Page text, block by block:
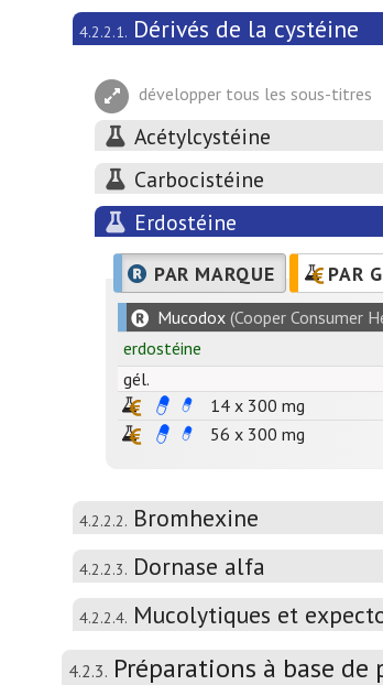
4.2.2.1. Dérivés de la cystéine
développer tous les sous-titres
Acétylcystéine
Carbocistéine
Erdostéine
PAR MARQUE PAR
Mucodox (Cooper Consumer
erdostéine
gél.
14 x 300 mg
56 x 300 mg
4.2.2.2. Bromhexine
4.2.2.3. Dornase alfa
4.2.2.4. Mucolytiques et
4.2.3. Préparations à base de